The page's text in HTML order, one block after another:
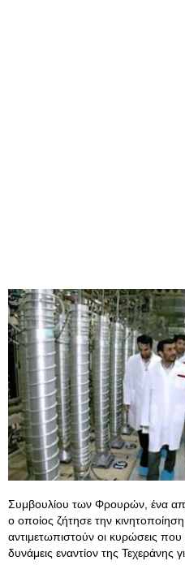
Συμβουλίου των Φρουρών, ένα
ο οποίος ζήτησε την
αντιμετωπιστούν οι κυρώσεις που
δυνάμεις εναντίον της Τεχεράνης